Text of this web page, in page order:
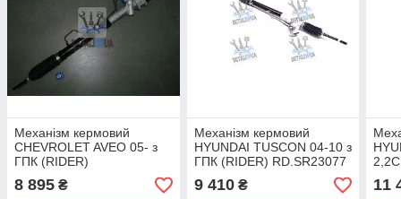
Механізм кермовий
CHEVROLET AVEO 05- з
ГПК (RIDER)
RD.3211JRP1287 UA1
8 895 ₴
Механізм кермовий
HYUNDAI TUSCON 04-10 з
ГПК (RIDER) RD.SR23077
9 410₴ 11